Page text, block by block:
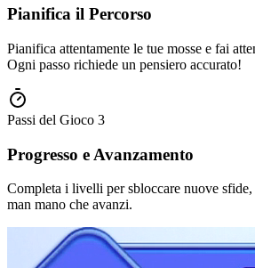
Pianifica il Percorso
Pianifica attentamente le tue mosse e fai
Ogni passo richiede un pensiero accurato!
Passi del Gioco 3
Progresso e Avanzamento
Completa i livelli per sbloccare nuove
man mano che avanzi.